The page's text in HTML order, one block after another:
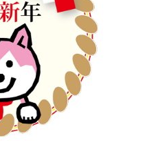
ョー・競技会)
う！>